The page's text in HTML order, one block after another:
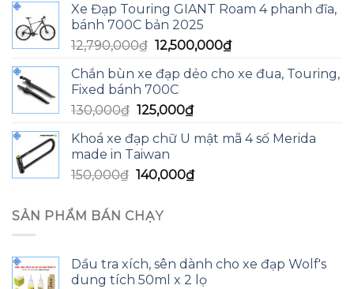
là:
13,590,000₫.
tại
13,200,000₫.
Xe Đạp Touring GIANT Roam 4 phanh đĩa,
bánh 700C bản 2025
12,790,000₫ Giá
là:
12,790,000₫.
12,500,000₫Giá
tại
Chắn bùn xe đạp dẻo cho xe đua, Touring,
Fixed bánh 700C
130,000₫ Giá
là:
130,000₫.
125,000₫Giá
tại
125,000₫.
Khoá xe đạp chữ U mật mã 4 số Merida
made in Taiwan
150,000₫ Giá
là:
150,000₫.
140,000₫Giá
SẢN PHẨM BÁN CHẠY
Dầu tra xích, sên dành cho xe đạp Wolf's
dung tích 50ml x 2 lọ